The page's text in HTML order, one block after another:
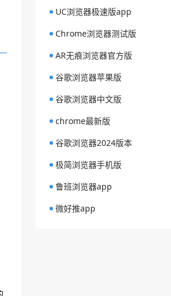
UC浏览器极速版app
Chrome浏览器测试版
AR无痕浏览器官方版
谷歌浏览器苹果版
谷歌浏览器中文版
chrome最新版
谷歌浏览器2024版本
极简浏览器手机版
鲁班浏览器app
微好推app